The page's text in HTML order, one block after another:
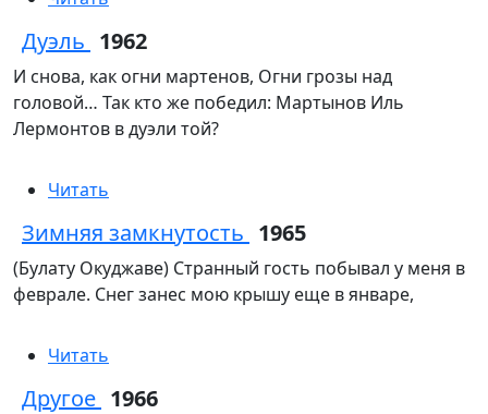
Дуэль 1962
И снова, как огни мартенов, Огни грозы над
головой… Так кто же победил: Мартынов Иль
Лермонтов в дуэли той?
Читать
Зимняя замкнутость 1965
(Булату Окуджаве) Странный гость побывал у меня в
феврале. Снег занес мою крышу еще в январе,
Читать
Другое 1966